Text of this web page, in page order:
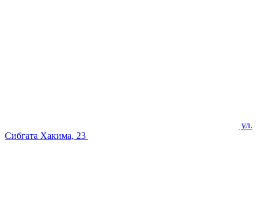
ул.
Сибгата Хакима, 23